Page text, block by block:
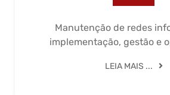
Manutenção de redes
implementação, gestão e
LEIA MAIS ...